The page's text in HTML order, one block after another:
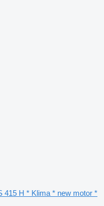
415 H * Klima * new motor *